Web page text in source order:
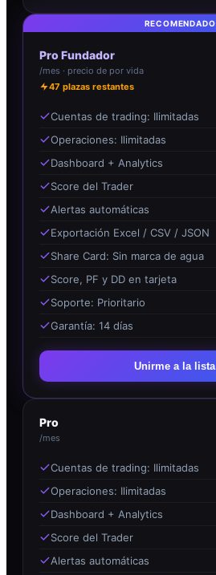
RECOMENDADO
Pro Fundador
/mes · precio de por vida
47 plazas restantes
Cuentas de trading: Ilimitadas
Operaciones: Ilimitadas
Dashboard + Analytics
Score del Trader
Alertas automáticas
Exportación Excel / CSV / JSON
Share Card: Sin marca de agua
Score, PF y DD en tarjeta
Soporte: Prioritario
Garantía: 14 días
Unirme a la lista
Pro
/mes
Cuentas de trading: Ilimitadas
Operaciones: Ilimitadas
Dashboard + Analytics
Score del Trader
Alertas automáticas